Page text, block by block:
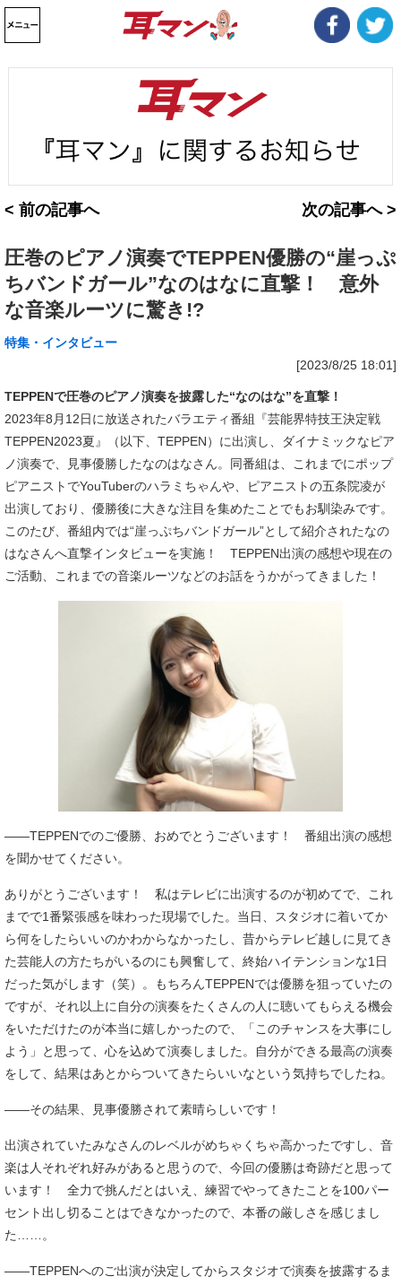
< 前の記事へ 次の記事へ >
圧巻のピアノ演奏でTEPPEN優勝の“崖っぷ
ちバンドガール”なのはなに直撃！ 意外
な音楽ルーツに驚き!?
特集・インタビュー
[2023/8/25 18:01]
TEPPENで圧巻のピアノ演奏を披露した“なのはな”を直撃！
2023年8月12日に放送されたバラエティ番組『芸能界特技王決定戦
TEPPEN2023夏』（以下、TEPPEN）に出演し、ダイナミックなピア
ノ演奏で、見事優勝したなのはなさん。同番組は、これまでにポップ
ピアニストでYouTuberのハラミちゃんや、ピアニストの五条院凌が
出演しており、優勝後に大きな注目を集めたことでもお馴染みです。
このたび、番組内では“崖っぷちバンドガール”として紹介されたなの
はなさんへ直撃インタビューを実施！ TEPPEN出演の感想や現在の
ご活動、これまでの音楽ルーツなどのお話をうかがってきました！
――TEPPENでのご優勝、おめでとうございます！ 番組出演の感想
を聞かせてください。
ありがとうございます！ 私はテレビに出演するのが初めてで、これ
までで1番緊張感を味わった現場でした。当日、スタジオに着いてか
ら何をしたらいいのかわからなかったし、昔からテレビ越しに見てき
た芸能人の方たちがいるのにも興奮して、終始ハイテンションな1日
だった気がします（笑）。もちろんTEPPENでは優勝を狙っていたの
ですが、それ以上に自分の演奏をたくさんの人に聴いてもらえる機会
をいただけたのが本当に嬉しかったので、「このチャンスを大事にし
よう」と思って、心を込めて演奏しました。自分ができる最高の演奏
をして、結果はあとからついてきたらいいなという気持ちでしたね。
――その結果、見事優勝されて素晴らしいです！
出演されていたみなさんのレベルがめちゃくちゃ高かったですし、音
楽は人それぞれ好みがあると思うので、今回の優勝は奇跡だと思って
います！ 全力で挑んだとはいえ、練習でやってきたことを100パー
セント出し切ることはできなかったので、本番の厳しさを感じまし
た……。
――TEPPENへのご出演が決定してからスタジオで演奏を披露するま